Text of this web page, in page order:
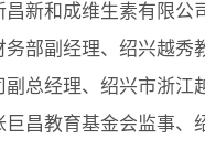
新和成维生素有限
部副经理、绍兴越
总经理、绍兴市浙
昌教育基金会监事